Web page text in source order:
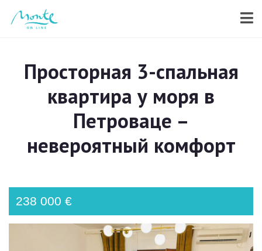
Просторная 3-спальная
квартира у моря в
Петроваце –
невероятный комфорт
238 000 €